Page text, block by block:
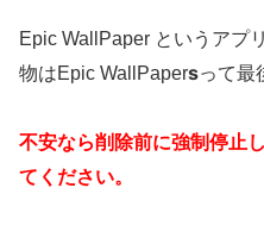
Epic WallPaper というアプ
物はEpic WallPapersって最
不安なら削除前に強制停止
てください。